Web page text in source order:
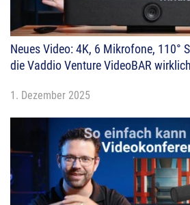
Neues Video: 4K, 6 Mikrofone, 110°
die Vaddio Venture VideoBAR wirklich
1. Dezember 2025